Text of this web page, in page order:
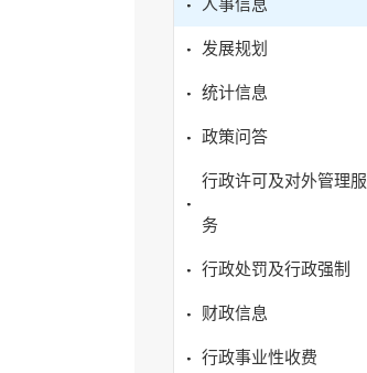
人事信息
发展规划
统计信息
政策问答
行政许可及对外管理服
务
行政处罚及行政强制
财政信息
行政事业性收费